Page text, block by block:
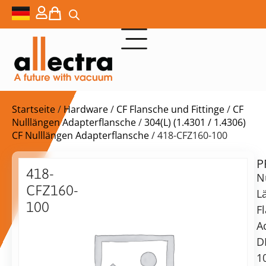
Startseite/ Hardware/ CF Flansche und Fittinge/ CF
Nulllängen Adapterflansche/304(L) (1.4301 / 1.4306)
CF Nulllängen Adapterflansche/ 418-CFZ160-100
418-
CFZ160-
100
$